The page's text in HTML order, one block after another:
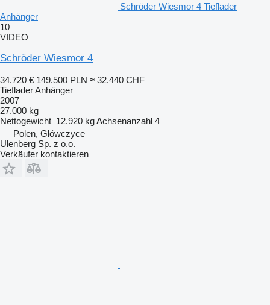
Schröder Wiesmor 4 Tieflader
Anhänger
10
VIDEO
Schröder Wiesmor 4
34.720 € 149.500 PLN ≈ 32.440 CHF
Tieflader Anhänger
2007
27.000 kg
Nettogewicht 12.920 kgAchsenanzahl 4
Polen, Główczyce
Ulenberg Sp. z o.o.
Verkäufer kontaktieren